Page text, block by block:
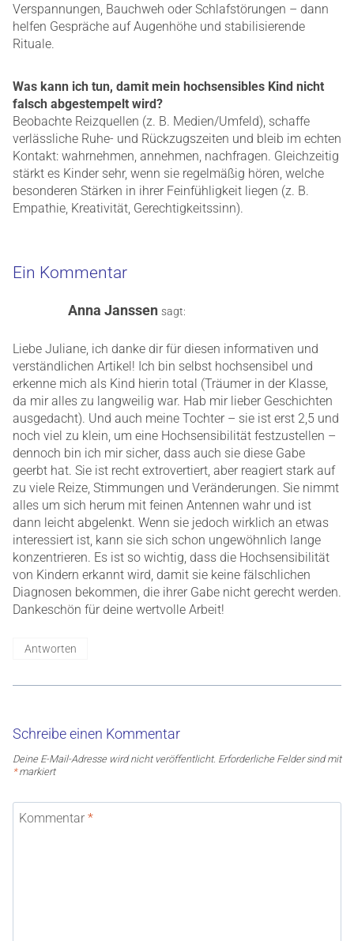
Verspannungen, Bauchweh oder Schlafstörungen – dann
helfen Gespräche auf Augenhöhe und stabilisierende
Rituale.
Was kann ich tun, damit mein hochsensibles Kind nicht
falsch abgestempelt wird?
Beobachte Reizquellen (z. B. Medien/Umfeld), schaffe
verlässliche Ruhe- und Rückzugszeiten und bleib im echten
Kontakt: wahrnehmen, annehmen, nachfragen. Gleichzeitig
stärkt es Kinder sehr, wenn sie regelmäßig hören, welche
besonderen Stärken in ihrer Feinfühligkeit liegen (z. B.
Empathie, Kreativität, Gerechtigkeitssinn).
Ein Kommentar
Anna Janssen sagt:
Liebe Juliane, ich danke dir für diesen informativen und
verständlichen Artikel! Ich bin selbst hochsensibel und
erkenne mich als Kind hierin total (Träumer in der Klasse,
da mir alles zu langweilig war. Hab mir lieber Geschichten
ausgedacht). Und auch meine Tochter – sie ist erst 2,5 und
noch viel zu klein, um eine Hochsensibilität festzustellen –
dennoch bin ich mir sicher, dass auch sie diese Gabe
geerbt hat. Sie ist recht extrovertiert, aber reagiert stark auf
zu viele Reize, Stimmungen und Veränderungen. Sie nimmt
alles um sich herum mit feinen Antennen wahr und ist
dann leicht abgelenkt. Wenn sie jedoch wirklich an etwas
interessiert ist, kann sie sich schon ungewöhnlich lange
konzentrieren. Es ist so wichtig, dass die Hochsensibilität
von Kindern erkannt wird, damit sie keine fälschlichen
Diagnosen bekommen, die ihrer Gabe nicht gerecht werden.
Dankeschön für deine wertvolle Arbeit!
Antworten
Schreibe einen Kommentar
Deine E-Mail-Adresse wird nicht veröffentlicht. Erforderliche Felder sind mit
*markiert
Kommentar *